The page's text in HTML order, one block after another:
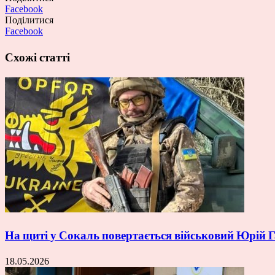
Facebook
Поділитися
Facebook
Схожі статті
На щиті у Сокаль повертається військовий Юрій
18.05.2026